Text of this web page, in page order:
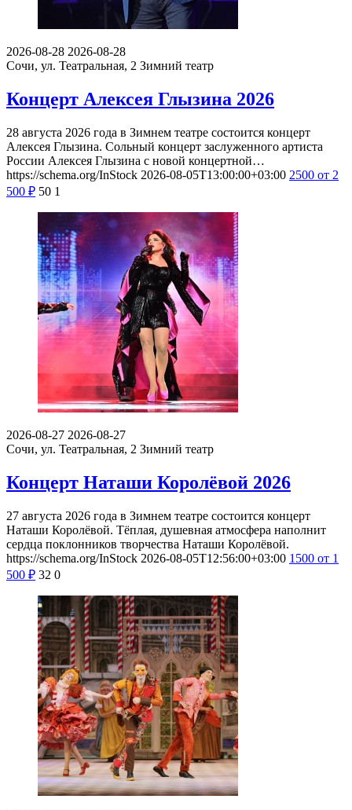
2026-08-28 2026-08-28
Сочи, ул. Театральная, 2 Зимний театр
Концерт Алексея Глызина 2026
28 августа 2026 года в Зимнем театре состоится концерт
Алексея Глызина. Сольный концерт заслуженного артиста
России Алексея Глызина с новой концертной…
https://schema.org/InStock 2026-08-05T13:00:00+03:00 2500 от 2
500 ₽ 50 1
2026-08-27 2026-08-27
Сочи, ул. Театральная, 2 Зимний театр
Концерт Наташи Королёвой 2026
27 августа 2026 года в Зимнем театре состоится концерт
Наташи Королёвой. Тёплая, душевная атмосфера наполнит
сердца поклонников творчества Наташи Королёвой.
https://schema.org/InStock 2026-08-05T12:56:00+03:00 1500 от 1
500 ₽ 32 0